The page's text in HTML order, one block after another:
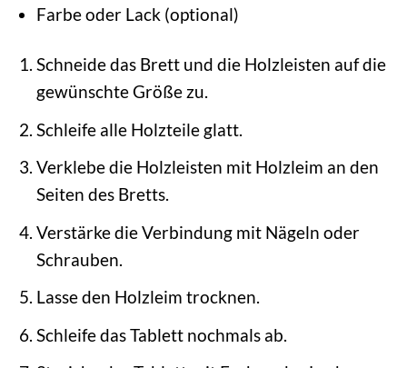
Farbe oder Lack (optional)
Schneide das Brett und die Holzleisten auf die
gewünschte Größe zu.
Schleife alle Holzteile glatt.
Verklebe die Holzleisten mit Holzleim an den
Seiten des Bretts.
Verstärke die Verbindung mit Nägeln oder
Schrauben.
Lasse den Holzleim trocknen.
Schleife das Tablett nochmals ab.